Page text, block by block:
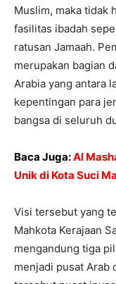
Muslim, maka tidak
fasilitas ibadah
ratusan Jamaah.
merupakan bagian
Arabia yang antara
kepentingan para
bangsa di seluruh
Baca Juga:Al
Unik di Kota Suci
Visi tersebut yang
Mahkota Kerajaan
mengandung tiga
menjadi pusat Arab